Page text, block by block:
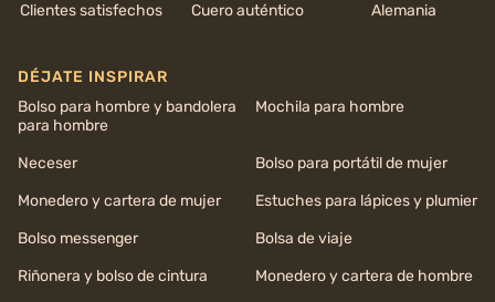
Clientes satisfechos Cuero auténtico Alemania
DÉJATE INSPIRAR
Bolso para hombre y bandolera
para hombre
Mochila para hombre
Neceser
Bolso para portátil de mujer
Monedero y cartera de mujer
Estuches para lápices y plumier
Bolso messenger
Bolsa de viaje
Riñonera y bolso de cintura
Monedero y cartera de hombre